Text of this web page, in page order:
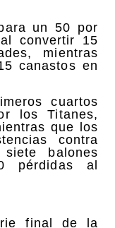
un 50 por
convertir 15
mientras
canastos en
cuartos
los Titanes,
que los
contra
balones
pérdidas al
final de la